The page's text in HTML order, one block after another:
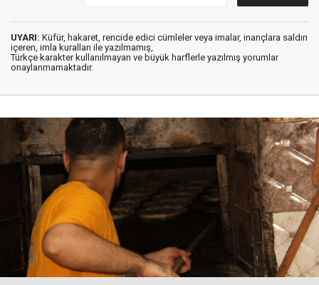
UYARI: Küfür, hakaret, rencide edici cümleler veya imalar, inançlara saldırı
içeren, imla kuralları ile yazılmamış,
Türkçe karakter kullanılmayan ve büyük harflerle yazılmış yorumlar
onaylanmamaktadır.